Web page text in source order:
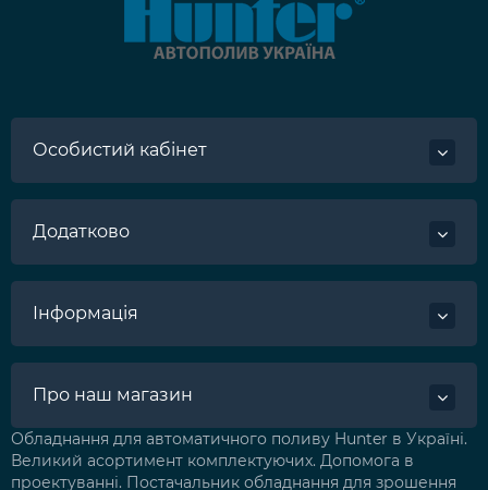
Особистий кабінет
Додатково
Інформація
Про наш магазин
Обладнання для автоматичного поливу Hunter в Україні.
Великий асортимент комплектуючих. Допомога в
проектуванні. Постачальник обладнання для зрошення